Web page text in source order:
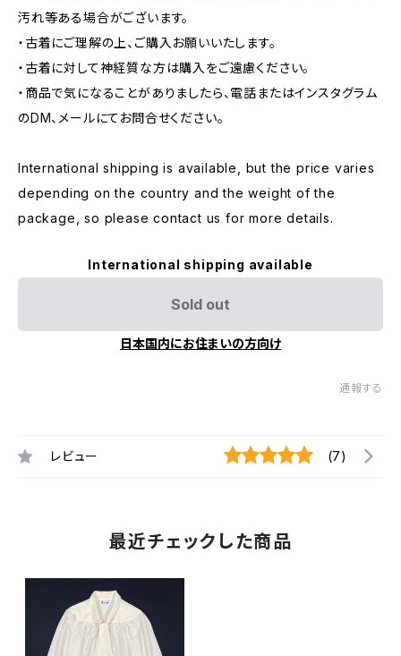
汚れ等ある場合がございます。
・古着にご理解の上、ご購入お願いいたします。
・古着に対して神経質な方は購入をご遠慮ください。
・商品で気になることがありましたら、電話またはインスタグラム
のDM、メールにてお問合せください。
International shipping is available, but the price varies
depending on the country and the weight of the
package, so please contact us for more details.
International shipping available
Sold out
日本国内にお住まいの方向け
通報する
レビュー (7)
最近チェックした商品